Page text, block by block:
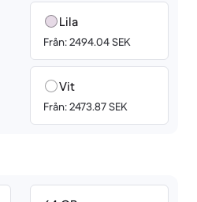
Lila
Från: 2494.04 SEK
Vit
Från: 2473.87 SEK